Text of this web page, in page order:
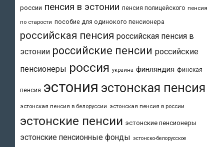
россии пенсия в эстонии пенсия полицейского пенсия
по старости пособие для одинокого пенсионера
российская пенсия российская пенсия в
эстонии российские пенсии российские
пенсионеры россия украина финляндия финская
пенсия эстония эстонская пенсия
эстонская пенсия в белоруссии эстонская пенсия в россии
эстонские пенсии эстонские пенсионеры
эстонские пенсионные фонды эстонско-белорусское